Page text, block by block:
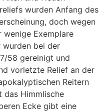
wurden Anfang des
doch wegen
wenige Exemplare
wurden bei der
58 gereinigt und
vorletzte Relief an der
Reitern
das Himmlische
Ecke gibt eine